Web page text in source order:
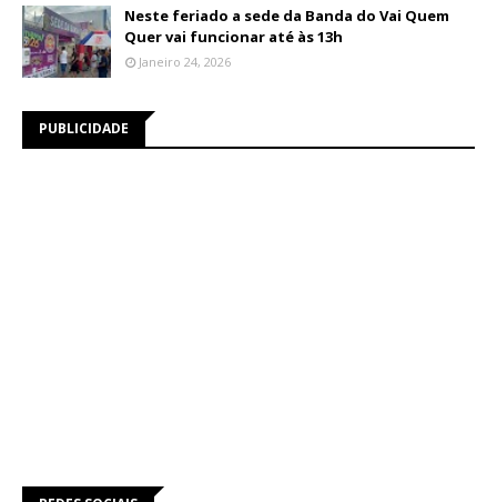
Neste feriado a sede da Banda do Vai Quem
Quer vai funcionar até às 13h
Janeiro 24, 2026
PUBLICIDADE